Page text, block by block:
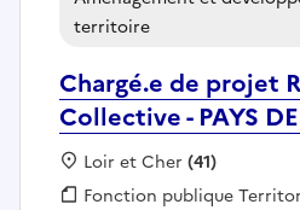
Chargé.e de projet
Collective - PAYS
territoire
Localisation :
Loir et Cher (41)
Fonction publique :
Fonction publique